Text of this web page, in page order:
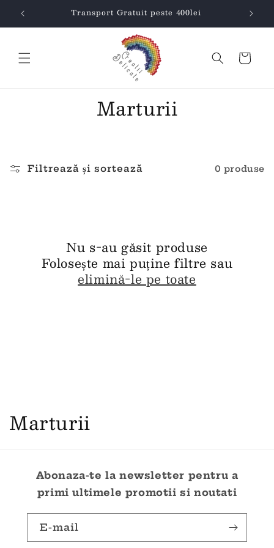
Salt la
conținut
Transport Gratuit peste 400lei
Coș
Marturii
Filtrează și sortează 0 produse
Nu s-au găsit produse
Folosește mai puține filtre sau
elimină-le pe toate
Marturii
Abonaza-te la newsletter pentru a
primi ultimele promotii si noutati
E-mail